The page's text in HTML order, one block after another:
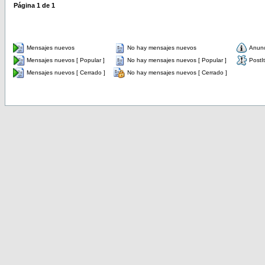
Página 1 de 1
Mensajes nuevos No hay mensajes nuevos
Mensajes nuevos [ Popular ]
No hay mensajes nuevos [ Popular ]
PostIt
Mensajes nuevos [ Cerrado ]
No hay mensajes nuevos [ Cerrado ]